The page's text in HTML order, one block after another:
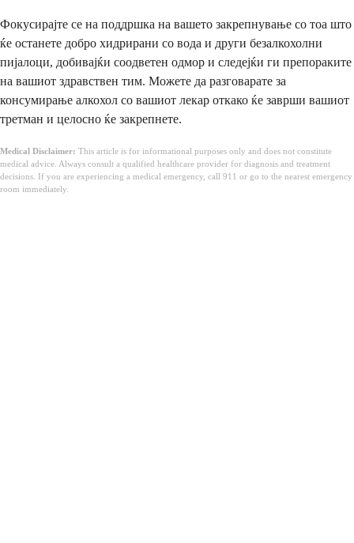
Фокусирајте се на поддршка на вашето закрепнување со тоа што
ќе останете добро хидрирани со вода и други безалкохолни
пијалоци, добивајќи соодветен одмор и следејќи ги препораките
на вашиот здравствен тим. Можете да разговарате за
консумирање алкохол со вашиот лекар откако ќе заврши вашиот
третман и целосно ќе закрепнете.
Medical Disclaimer: This article is for informational purposes only and does not constitute
medical advice. Always consult a qualified healthcare provider for diagnosis and treatment
decisions. If you are experiencing a medical emergency, call 911 or go to the nearest emergency
room immediately.